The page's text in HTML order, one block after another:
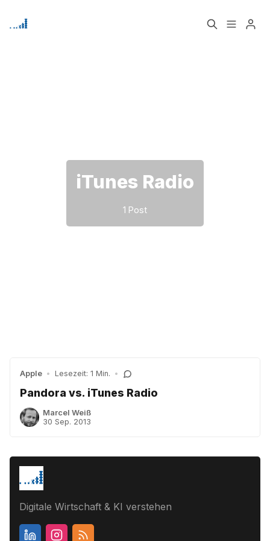
iTunes Radio
1 Post
Apple • Lesezeit: 1 Min. •
Pandora vs. iTunes Radio
Marcel Weiß
30 Sep. 2013
Digitale Wirtschaft & KI verstehen